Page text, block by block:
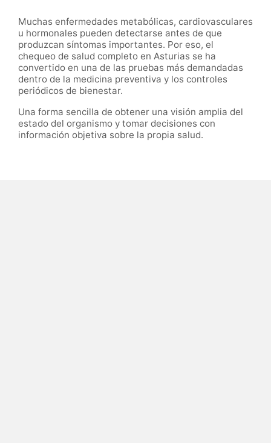
Muchas enfermedades metabólicas, cardiovasculares
u hormonales pueden detectarse antes de que
produzcan síntomas importantes. Por eso, el
chequeo de salud completo en Asturias se ha
convertido en una de las pruebas más demandadas
dentro de la medicina preventiva y los controles
periódicos de bienestar.
Una forma sencilla de obtener una visión amplia del
estado del organismo y tomar decisiones con
información objetiva sobre la propia salud.